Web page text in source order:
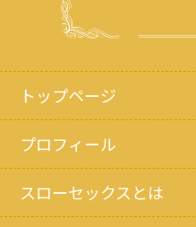
トップページ
プロフィール
スローセックスとは